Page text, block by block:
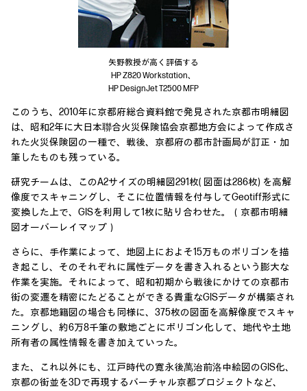
矢野教授が高く評価する
HP Z820 Workstation、
HP DesignJet T2500 MFP
このうち、2010年に京都府総合資料館で発見された京都市明細図
は、昭和2年に大日本聯合火災保険協会京都地方会によって作成さ
れた火災保険図の一種で、戦後、京都府の都市計画局が訂正・加
筆したものも残っている。
研究チームは、このA2サイズの明細図291枚( 図面は286枚) を高解
像度でスキャニングし、そこに位置情報を付与してGeotiff形式に
変換した上で、GISを利用して1枚に貼り合わせた。（京都市明細
図オーバーレイマップ）
さらに、手作業によって、地図上におよそ15万ものポリゴンを描
き起こし、そのそれぞれに属性データを書き入れるという膨大な
作業を実施。それによって、昭和初期から戦後にかけての京都市
街の変遷を精密にたどることができる貴重なGISデータが構築され
た。京都地籍図の場合も同様に、375枚の図面を高解像度でスキャ
ニングし、約6万8千筆の敷地ごとにポリゴン化して、地代や土地
所有者の属性情報を書き加えていった。
また、これ以外にも、江戸時代の寛永後萬治前洛中絵図のGIS化、
京都の街並を3Dで再現するバーチャル京都プロジェクトなど、